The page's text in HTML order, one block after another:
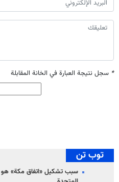
* سجل نتيجة العبارة في الخانة المقابلة
توب تن
سبب تشكيل «اتفاق مكة» هو